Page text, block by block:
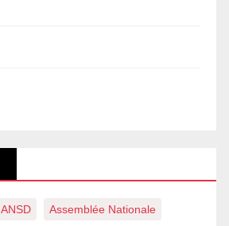
ANSD Assemblée Nationale